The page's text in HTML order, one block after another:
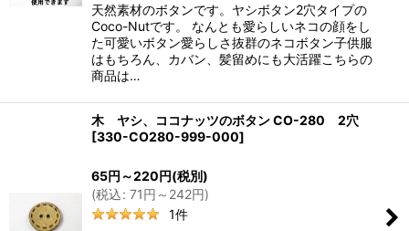
天然素材のボタンです。ヤシボタン2穴タイプの
Coco-Nutです。 なんとも愛らしいネコの顔をし
た可愛いボタン愛らしさ抜群のネコボタン子供服
はもちろん、カバン、髪留めにも大活躍こちらの
商品は…
木 ヤシ、ココナッツのボタン CO-280 2穴
[330-CO280-999-000]
65円 ～220円(税別)
(税込: 71円 ～242円)
1件